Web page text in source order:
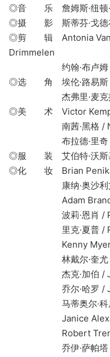
◎音 乐 詹姆斯·纽顿·
◎摄 影 斯蒂芬·戈德
◎剪 辑 Antonia Van
Drimmelen
约翰·布卢姆 /
◎选 角 埃伦·路易斯 /
杰弗里·麦克拉特
◎美 术 Victor
南茜·黑格 /
布拉德·里奇 /
◎服 装 艾伯特·沃斯
◎化 妆 Brian
康纳·奥沙利文 /
Adam Brandy
波莉·恩肖 /
里克·夏普 /
Kenny Myers
林戴尔·奎尤 /
杰克·加伯 /
乔尔·哈罗 /
马蒂奥尔·科尼维
Janice
Robert Trenton
乔伊·萨帕塔 /